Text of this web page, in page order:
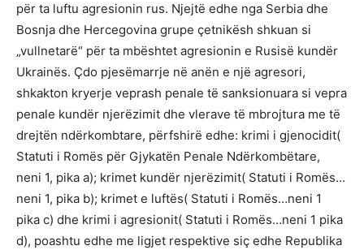
për ta luftu agresionin rus. Njejtë edhe nga Serbia dhe
Bosnja dhe Hercegovina grupe çetnikësh shkuan si
„vullnetarë“ për ta mbështet agresionin e Rusisë kundër
Ukrainës. Çdo pjesëmarrje në anën e një agresori,
shkakton kryerje veprash penale të sanksionuara si vepra
penale kundër njerëzimit dhe vlerave të mbrojtura me të
drejtën ndërkombtare, përfshirë edhe: krimi i gjenocidit(
Statuti i Romës për Gjykatën Penale Ndërkombëtare,
neni 1, pika a); krimet kundër njerëzimit( Statuti i Romës…
neni 1, pika b); krimet e luftës( Statuti i Romës…neni 1
pika c) dhe krimi i agresionit( Statuti i Romës…neni 1 pika
d), poashtu edhe me ligjet respektive siç edhe Republika